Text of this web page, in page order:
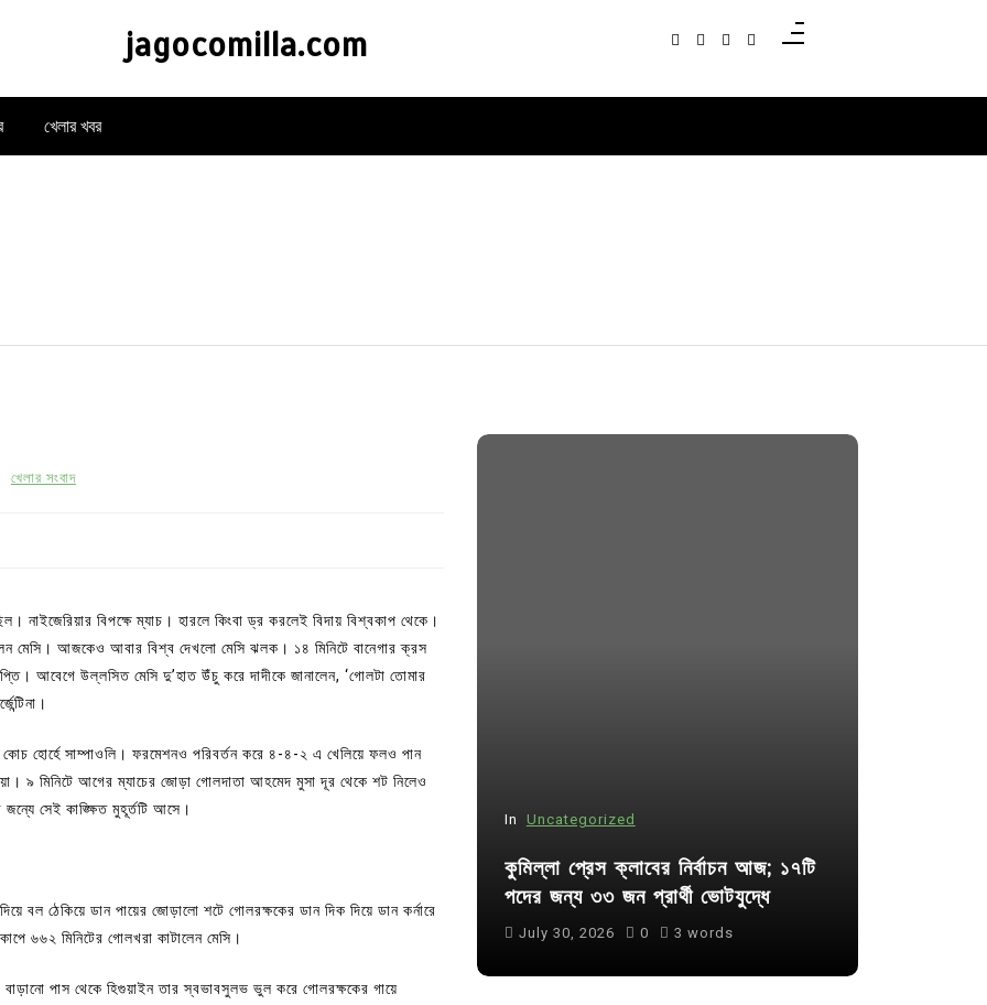
jagocomilla.com
খেলার খবর
খেলার সংবাদ
নাইজেরিয়ার বিপক্ষে ম্যাচ। হারলে কিংবা ড্র করলেই বিদায় বিশ্বকাপ থেকে।
মেসি। আজকেও আবার বিশ্ব দেখলো মেসি ঝলক। ১৪ মিনিটে বানেগার ক্রস
আবেগে উল্লসিত মেসি দু’হাত উঁচু করে দাদীকে জানালেন, ‘গোলটা তোমার
হোর্হে সাম্পাওলি। ফরমেশনও পরিবর্তন করে ৪-৪-২ এ খেলিয়ে ফলও পান
৯ মিনিটে আগের ম্যাচের জোড়া গোলদাতা আহমেদ মুসা দূর থেকে শট নিলেও
সেই কাঙ্ক্ষিত মুহূর্তটি আসে।
বল ঠেকিয়ে ডান পায়ের জোড়ালো শটে গোলরক্ষকের ডান দিক দিয়ে ডান কর্নারে
৬৬২ মিনিটের গোলখরা কাটালেন মেসি।
পাস থেকে হিগুয়াইন তার স্বভাবসুলভ ভুল করে গোলরক্ষকের গায়ে
In Uncategorized
August 6, 2026
In Uncategorized
কুমিল্লা প্রেস ক্লাবের নির্বাচন আজ; ১৭টি
পদের জন্য ৩৩ জন প্রার্থী ভোটযুদ্ধে
July 30, 2026 0 3 words